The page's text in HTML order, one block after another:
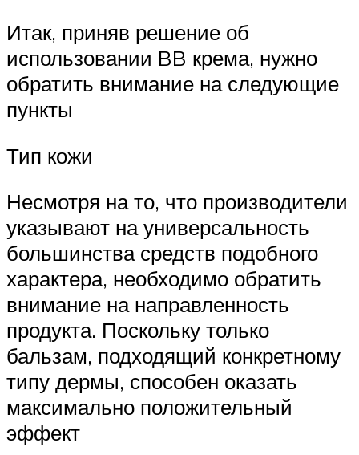
Итак, приняв решение об
использовании BB крема, нужно
обратить внимание на следующие
пункты
Тип кожи
Несмотря на то, что производители
указывают на универсальность
большинства средств подобного
характера, необходимо обратить
внимание на направленность
продукта. Поскольку только
бальзам, подходящий конкретному
типу дермы, способен оказать
максимально положительный
эффект